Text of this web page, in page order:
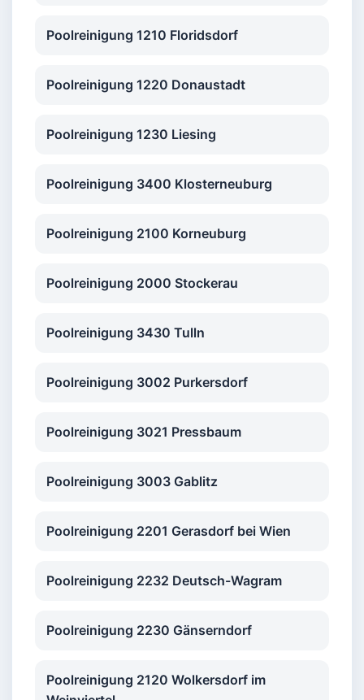
Poolreinigung 1210 Floridsdorf
Poolreinigung 1220 Donaustadt
Poolreinigung 1230 Liesing
Poolreinigung 3400 Klosterneuburg
Poolreinigung 2100 Korneuburg
Poolreinigung 2000 Stockerau
Poolreinigung 3430 Tulln
Poolreinigung 3002 Purkersdorf
Poolreinigung 3021 Pressbaum
Poolreinigung 3003 Gablitz
Poolreinigung 2201 Gerasdorf bei Wien
Poolreinigung 2232 Deutsch-Wagram
Poolreinigung 2230 Gänserndorf
Poolreinigung 2120 Wolkersdorf im